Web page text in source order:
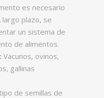
es necesario
largo plazo, se
un sistema de
de alimentos.
Vacunos, ovinos,
gallinas
de semillas de